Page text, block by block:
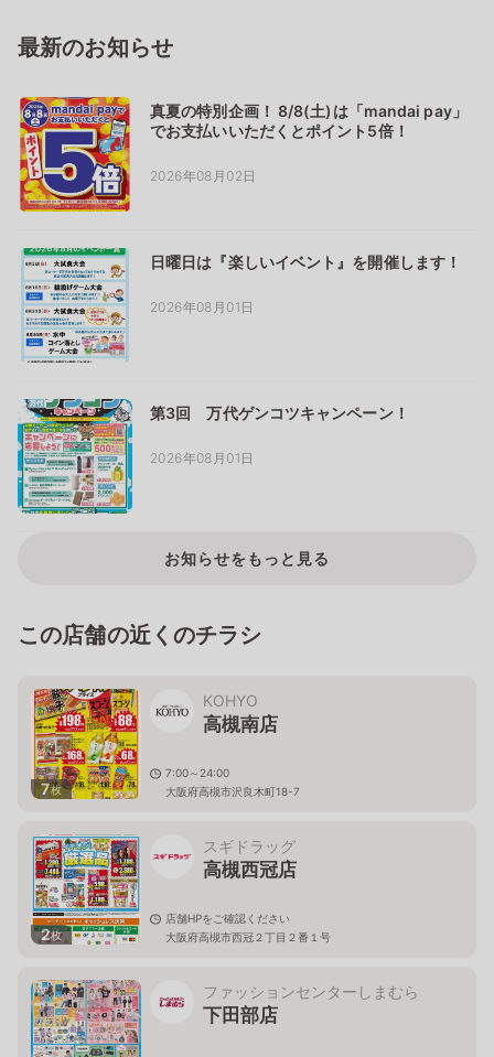
最新のお知らせ
真夏の特別企画！ 8/8(土)は「mandai pay」
でお支払いいただくとポイント5倍！
2026年08月02日
日曜日は『楽しいイベント』を開催します！
2026年08月01日
第3回 万代ゲンコツキャンペーン！
2026年08月01日
お知らせをもっと見る
この店舗の近くのチラシ
7枚
KOHYO
高槻南店
7:00～24:00
大阪府高槻市沢良木町18-7
2枚
スギドラッグ
高槻西冠店
店舗HPをご確認ください
大阪府高槻市西冠２丁目２番１号
ファッションセンターしまむら
下田部店